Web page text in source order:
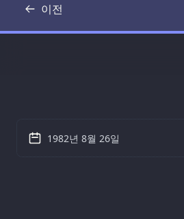
이전
기록
1982년 8월 26일